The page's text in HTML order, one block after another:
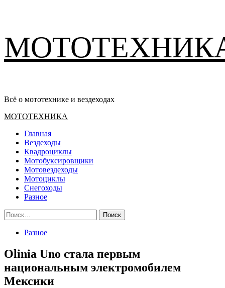
содержимому
Всё о мототехнике и вездеходах
Основное
МОТОТЕХНИКА
Главная
Вездеходы
Квадроциклы
Мотобуксировщики
Мотовездеходы
Мотоциклы
Снегоходы
Разное
Найти:
Разное
Olinia Uno стала первым
национальным электромобилем
Мексики